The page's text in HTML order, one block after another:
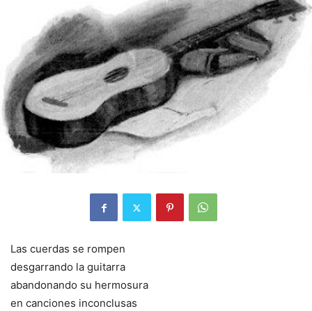
Las cuerdas se rompen
desgarrando la guitarra
abandonando su hermosura
en canciones inconclusas